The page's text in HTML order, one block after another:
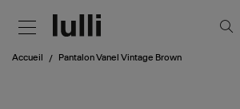
Accueil Pantalon Vanel Vintage Brown